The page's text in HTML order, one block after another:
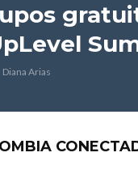
Diana Arias